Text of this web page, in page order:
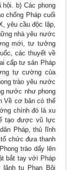
b) Các phong
chống Pháp cuối
yêu cầu độc lập,
nhà yêu nước
mới, tư tưởng
các thuyết về
cấp tư sản Pháp
tự cường của
trào yêu nước
nước như phong
Về cơ bản có thể
chính đó là xu
tạo được vũ lực
Pháp, thủ lĩnh
chức đưa thanh
trào dấy lên
bắt tay với Pháp
tụ Phan Bội